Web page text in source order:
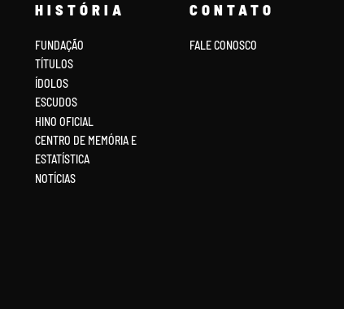
HISTÓRIA
FUNDAÇÃO
TÍTULOS
ÍDOLOS
ESCUDOS
HINO OFICIAL
CENTRO DE MEMÓRIA E
ESTATÍSTICA
NOTÍCIAS
CONTATO
FALE CONOSCO